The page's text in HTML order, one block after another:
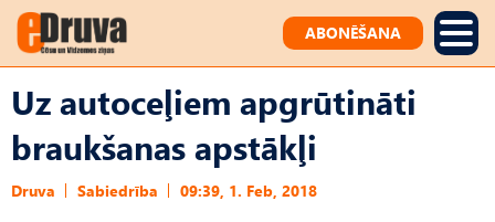
ABONĒŠANA
Uz autoceļiem apgrūtināti
braukšanas apstākļi
Druva Sabiedrība 09:39, 1. Feb, 2018